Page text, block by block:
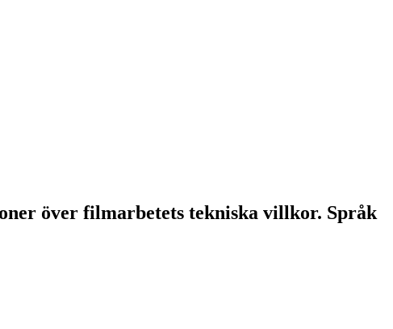
över filmarbetets tekniska villkor. Språk